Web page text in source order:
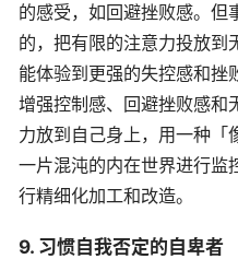
的感受，如回避挫败感。但
的，把有限的注意力投放到
能体验到更强的失控感和挫
增强控制感、回避挫败感和
力放到自己身上，用一种「
一片混沌的内在世界进行监
行精细化加工和改造。
9. 习惯自我否定的自卑者